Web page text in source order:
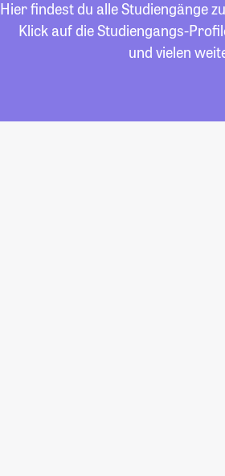
Hier findest du alle Studiengänge
Klick auf die Studiengangs-
und vielen